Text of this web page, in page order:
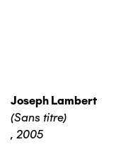
Joseph Lambert
(Sans titre)
, 2005